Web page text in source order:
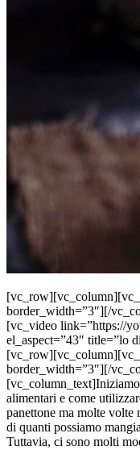
border_width=”3″][/
[vc_video link=”https://
el_aspect=”43″
border_width=”3″][/
alimentari e come
panettone ma molte volte
di quanti possiamo
Tuttavia, ci sono molti